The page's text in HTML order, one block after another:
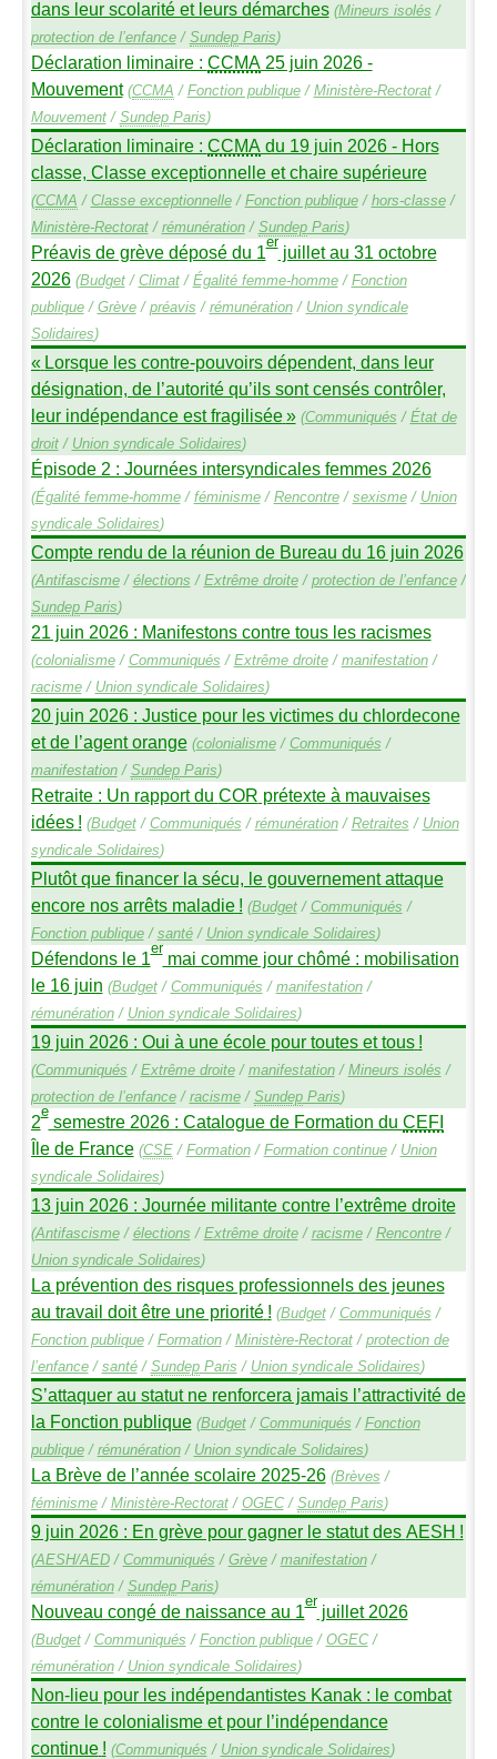
dans leur scolarité et leurs démarches (Mineurs isolés /
protection de l’enfance/ SundepParis)
Déclaration liminaire : CCMA25 juin 2026 -
Mouvement (CCMA / Fonction publique/ Ministère-Rectorat/
Mouvement/ SundepParis)
Déclaration liminaire : CCMA du 19 juin 2026 - Hors
classe, Classe exceptionnelle et chaire supérieure
(CCMA / Classe exceptionnelle/ Fonction publique/ hors-classe/
Ministère-Rectorat/ rémunération/ SundepParis)
Préavis de grève déposé du 1erjuillet au 31 octobre
2026 (Budget/ Climat/ Égalité femme-homme/ Fonction
publique/ Grève/ préavis / rémunération/ Union syndicale
Solidaires)
« Lorsque les contre-pouvoirs dépendent, dans leur
désignation, de l’autorité qu’ils sont censés contrôler,
leur indépendance est fragilisée» (Communiqués / État de
droit/ Union syndicale Solidaires)
Épisode 2 : Journées intersyndicales femmes 2026
(Égalité femme-homme/ féminisme/ Rencontre/ sexisme/ Union
syndicale Solidaires)
Compte rendu de la réunion de Bureau du 16 juin 2026
(Antifascisme/ élections / Extrême droite/ protection de l’enfance/
SundepParis)
21 juin 2026 : Manifestons contre tous les racismes
(colonialisme/ Communiqués / Extrême droite/ manifestation/
racisme/ Union syndicale Solidaires)
20 juin 2026 : Justice pour les victimes du chlordecone
et de l’agent orange (colonialisme/ Communiqués /
manifestation/ SundepParis)
Retraite : Un rapport du COR prétexte à mauvaises
idées ! (Budget/ Communiqués / rémunération/ Retraites / Union
syndicale Solidaires)
Plutôt que financer la sécu, le gouvernement attaque
encore nos arrêts maladie ! (Budget/ Communiqués /
Fonction publique/ santé/ Union syndicale Solidaires)
Défendons le 1ermai comme jour chômé : mobilisation
le 16 juin (Budget/ Communiqués / manifestation/
rémunération/ Union syndicale Solidaires)
19 juin 2026 : Oui à une école pour toutes et tous !
(Communiqués / Extrême droite/ manifestation/ Mineurs isolés /
protection de l’enfance/ racisme/ SundepParis)
2esemestre 2026 : Catalogue de Formation du CEFI
Île de France (CSE/ Formation/ Formation continue/ Union
syndicale Solidaires)
13 juin 2026 : Journée militante contre l’extrême droite
(Antifascisme/ élections / Extrême droite/ racisme/ Rencontre/
Union syndicale Solidaires)
La prévention des risques professionnels des jeunes
au travail doit être une priorité ! (Budget/ Communiqués /
Fonction publique/ Formation/ Ministère-Rectorat/ protection de
l’enfance/ santé/ SundepParis / Union syndicale Solidaires)
S’attaquer au statut ne renforcera jamais l’attractivité de
la Fonction publique (Budget/ Communiqués / Fonction
publique/ rémunération/ Union syndicale Solidaires)
La Brève de l’année scolaire 2025-26 (Brèves /
féminisme/ Ministère-Rectorat/ OGEC/ SundepParis)
9 juin 2026 : En grève pour gagner le statut des AESH !
(AESH/AED/ Communiqués / Grève/ manifestation/
rémunération/ SundepParis)
Nouveau congé de naissance au 1erjuillet 2026
(Budget/ Communiqués / Fonction publique/ OGEC/
rémunération/ Union syndicale Solidaires)
Non-lieu pour les indépendantistes Kanak : le combat
contre le colonialisme et pour l’indépendance
continue ! (Communiqués / Union syndicale Solidaires)